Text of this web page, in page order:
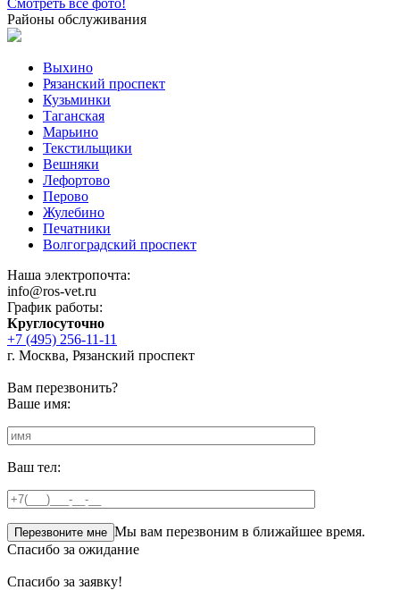
Районы обслуживания
Выхино
Рязанский проспект
Кузьминки
Таганская
Марьино
Текстильщики
Вешняки
Лефортово
Перово
Жулебино
Печатники
Волгоградский проспект
Наша электропочта:
info@ros-vet.ru
График работы:
Круглосуточно
+7 (495) 256-11-11
г. Москва, Рязанский проспект
Вам перезвонить?
Ваше имя:
Ваш тел:
Мы вам перезвоним в ближайшее время.
Спасибо за ожидание
Спасибо за заявку!